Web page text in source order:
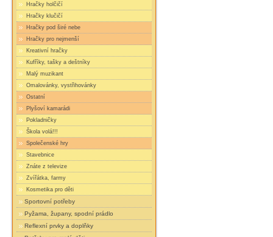
Hračky holčičí
Hračky klučičí
Hračky pod širé nebe
Hračky pro nejmenší
Kreativní hračky
Kufříky, tašky a deštníky
Malý muzikant
Omalovánky, vystřihovánky
Ostatní
Plyšoví kamarádi
Pokladničky
Škola volá!!!
Společenské hry
Stavebnice
Znáte z televize
Zvířátka, farmy
Kosmetika pro děti
Sportovní potřeby
Pyžama, župany, spodní prádlo
Reflexní prvky a doplňky